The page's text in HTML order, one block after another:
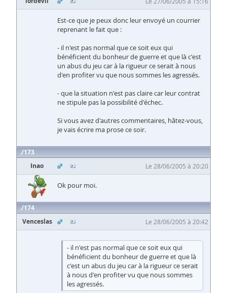
Est-ce que je peux donc leur envoyé un courrier
reprenant le fait que :
- il n'est pas normal que ce soit eux qui
bénéficient du bonheur de guerre et que là c'est
un abus du jeu car à la rigueur ce serait à nous
d'en profiter vu que nous sommes les agressés.
- que la situation n'est pas claire car leur contrat
ne stipule pas la possibilité d'échec.
Si vous avez d'autres commentaires, hâtez-vous,
je vais écrire ma prose ce soir.
173
Inao
Le 28/06/2005 à 20:20
Ok pour moi.
174
Venceslas
Le 28/06/2005 à 20:42
- il n'est pas normal que ce soit eux qui
bénéficient du bonheur de guerre et que là
c'est un abus du jeu car à la rigueur ce serait
à nous d'en profiter vu que nous sommes
les agressés.